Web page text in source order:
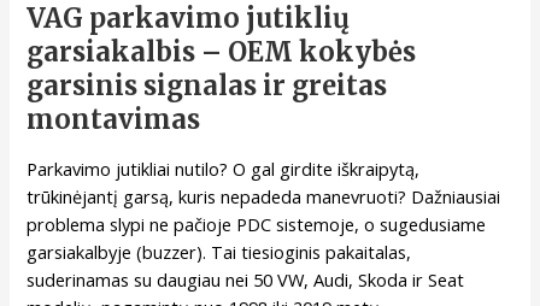
VAG parkavimo jutiklių
garsiakalbis – OEM kokybės
garsinis signalas ir greitas
montavimas
Parkavimo jutikliai nutilo? O gal girdite iškraipytą,
trūkinėjantį garsą, kuris nepadeda manevruoti? Dažniausiai
problema slypi ne pačioje PDC sistemoje, o sugedusiame
garsiakalbyje (buzzer). Tai tiesioginis pakaitalas,
suderinamas su daugiau nei 50 VW, Audi, Skoda ir Seat